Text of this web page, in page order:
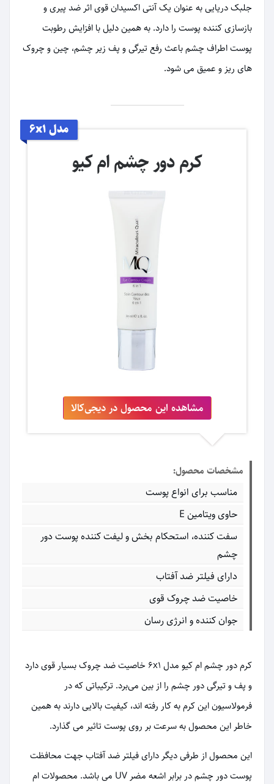
جلبک دریایی به عنوان یک آنتی اکسیدان قوی اثر ضد پیری و
بازسازی کننده پوست را دارد. به همین دلیل با افزایش رطوبت
پوست اطراف چشم باعث رفع تیرگی و پف زیر چشم، چین و چروک
های ریز و عمیق می شود.
مدل 6x1
کرم دور چشم ام کیو
مشاهده این محصول در دیجی‌کالا
مشخصات محصول:
مناسب برای انواع پوست
حاوی ویتامین E
سفت کننده، استحکام بخش و ليفت کننده پوست دور
چشم
دارای فیلتر ضد آفتاب
خاصیت ضد چروک قوی
جوان کننده و انرژی رسان
کرم دور چشم ام کیو مدل 6x1 خاصیت ضد چروک بسیار قوی دارد
و پف و تیرگی دور چشم را از بین می‌برد. ترکیباتی که در
فرمولاسیون این کرم به کار رفته اند، کیفیت بالایی دارند به همین
خاطر این محصول به سرعت بر روی پوست تاثیر می گذارد.
این محصول از طرفی دیگر دارای فیلتر ضد آفتاب جهت محافظت
پوست دور چشم در برابر اشعه مضر UV می باشد. محصولات ام